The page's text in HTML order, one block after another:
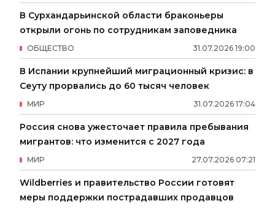
В Сурхандарьинской области браконьеры
открыли огонь по сотрудникам заповедника
31.07.2026 19:00
ОБЩЕСТВО
В Испании крупнейший миграционный кризис: в
Сеуту прорвались до 60 тысяч человек
31.07.2026 17:04
МИР
Россия снова ужесточает правила пребывания
мигрантов: что изменится с 2027 года
27.07.2026 07:21
МИР
Wildberries и правительство России готовят
меры поддержки пострадавших продавцов